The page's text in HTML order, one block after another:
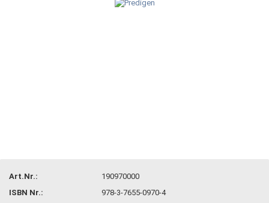
Art.Nr.:
190970000
ISBN Nr.:
978-3-7655-0970-4